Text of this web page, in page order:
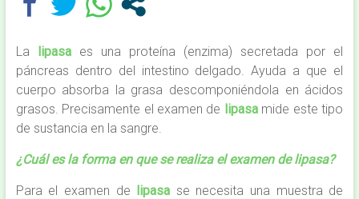
La lipasaes una proteína (enzima) secretada por el
páncreas dentro del intestino delgado. Ayuda a que el
cuerpo absorba la grasa descomponiéndola en ácidos
grasos. Precisamente el examen de lipasamide este tipo
de sustancia en la sangre.
¿Cuál es la forma en que se realiza el examen de lipasa?
Para el examen de lipasa se necesita una muestra de